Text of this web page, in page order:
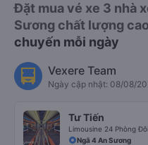
Đặt mua vé xe 3 nhà
Sương chất lượng
chuyến mỗi ngày
Vexere Team
Ngày cập nhật: 08/08/
Tư Tiến
Limousine 24 Phòng Đôi
Ngã 4 An Sương